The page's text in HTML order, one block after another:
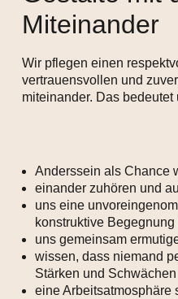
Miteinander
Wir pflegen einen
vertrauensvollen und
miteinander. Das
Anderssein als Chance
einander zuhören und
uns eine
konstruktive
uns gemeinsam
wissen, dass niemand
Stärken und Schwächen
eine Arbeitsatmosphäre